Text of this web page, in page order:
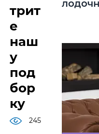
трит
е
наш
у
под
бор
ку
245